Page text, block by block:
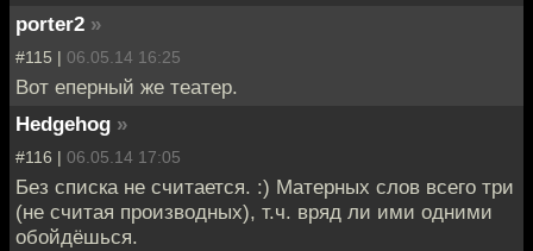
porter2 »
#115 | 06.05.14 16:25
Вот еперный же театер.
Hedgehog »
#116 | 06.05.14 17:05
Без списка не считается. :) Матерных слов всего три
(не считая производных), т.ч. вряд ли ими одними
обойдёшься.